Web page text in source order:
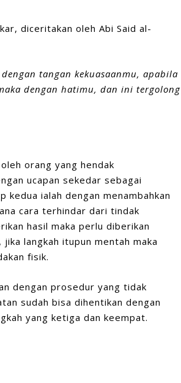
diceritakan oleh Abi Said al-
tangan kekuasaanmu, apabila
dengan hatimu, dan ini tergolong
orang yang hendak
ucapan sekedar sebagai
kedua ialah dengan menambahkan
cara terhindar dari tindak
hasil maka perlu diberikan
langkah itupun mentah maka
fisik.
dengan prosedur yang tidak
sudah bisa dihentikan dengan
yang ketiga dan keempat.